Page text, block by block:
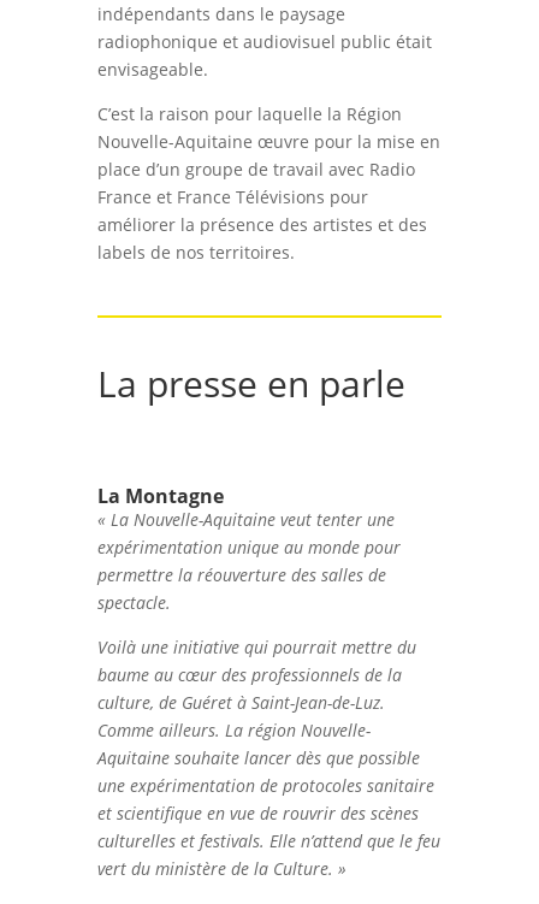
indépendants dans le paysage
radiophonique et audiovisuel public était
envisageable.
C’est la raison pour laquelle la Région
Nouvelle-Aquitaine œuvre pour la mise en
place d’un groupe de travail avec Radio
France et France Télévisions pour
améliorer la présence des artistes et des
labels de nos territoires.
La presse en parle
La Montagne
« La Nouvelle-Aquitaine veut tenter une
expérimentation unique au monde pour
permettre la réouverture des salles de
spectacle.
Voilà une initiative qui pourrait mettre du
baume au cœur des professionnels de la
culture, de Guéret à Saint-Jean-de-Luz.
Comme ailleurs. La région Nouvelle-
Aquitaine souhaite lancer dès que possible
une expérimentation de protocoles sanitaire
et scientifique en vue de rouvrir des scènes
culturelles et festivals. Elle n’attend que le feu
vert du ministère de la Culture. »